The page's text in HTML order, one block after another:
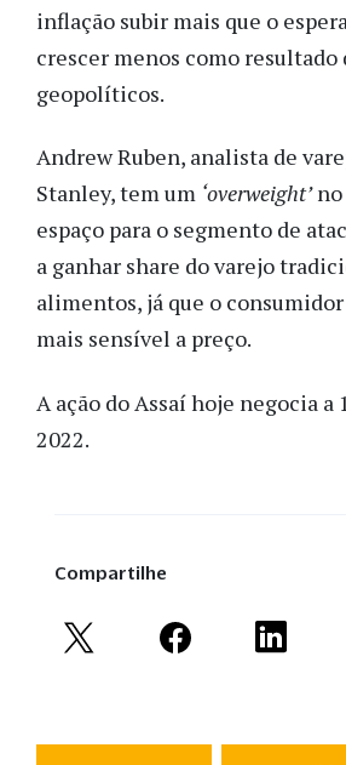
inflação subir mais que o
crescer menos como resultado
geopolíticos.
Andrew Ruben, analista de
Stanley, tem um ‘overweight’no
espaço para o segmento de
a ganhar share do varejo
alimentos, já que o consumidor
mais sensível a preço.
A ação do Assaí hoje negocia a
2022.
Compartilhe